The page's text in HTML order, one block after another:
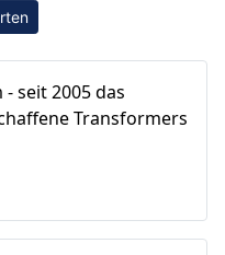
seit 2005 das
Transformers